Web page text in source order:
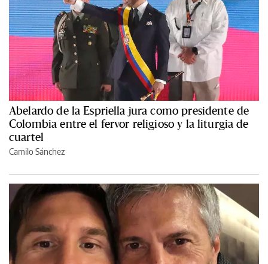
Abelardo de la Espriella jura como presidente de
Colombia entre el fervor religioso y la liturgia de
cuartel
Camilo Sánchez